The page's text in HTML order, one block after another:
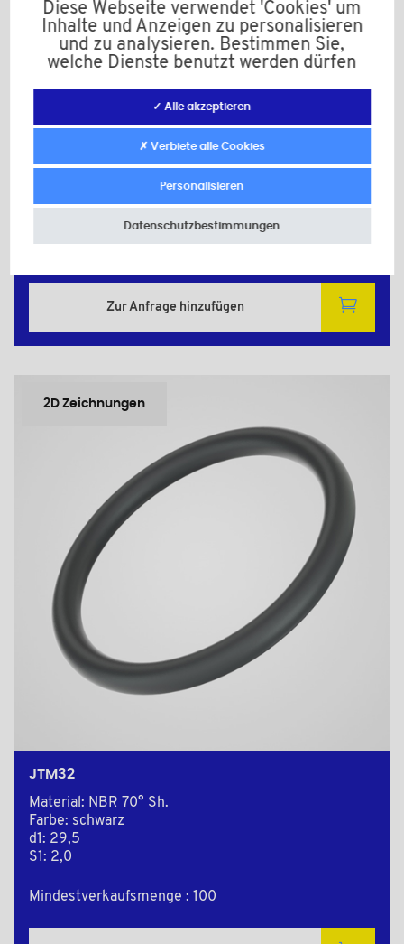
JTM25
S1: 2,0
Zur Anfrage hinzufügen
2D Zeichnungen
JTM32
Material: NBR 70° Sh.
Farbe: schwarz
d1: 29,5
S1: 2,0
Mindestverkaufsmenge : 100
Diese Webseite verwendet 'Cookies' um
Inhalte und Anzeigen zu personalisieren
und zu analysieren. Bestimmen Sie,
welche Dienste benutzt werden dürfen
✓ Alle akzeptieren
✗ Verbiete alle Cookies
Personalisieren
Datenschutzbestimmungen